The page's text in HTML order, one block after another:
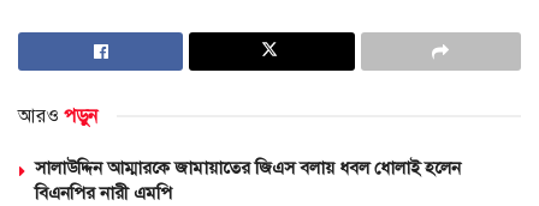
আরও পড়ুন
সালাউদ্দিন আম্মারকে জামায়াতের জিএস বলায় ধবল ধোলাই হলেন
বিএনপির নারী এমপি